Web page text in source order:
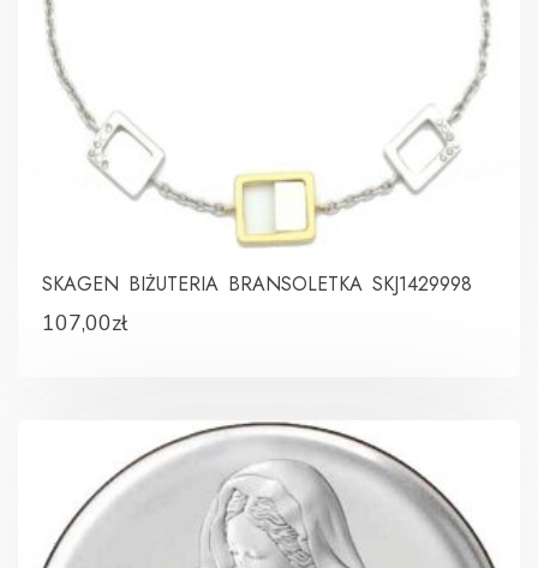
SKAGEN BIŻUTERIA BRANSOLETKA SKJ1429998
107,00zł